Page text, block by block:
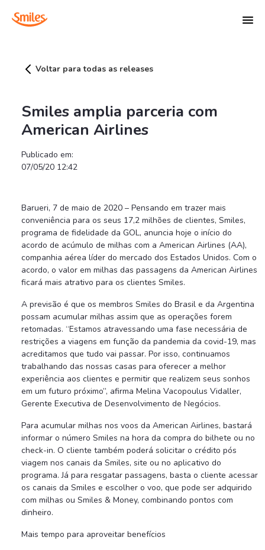
Voltar para todas as releases
Smiles amplia parceria com
American Airlines
Publicado em:
07/05/20 12:42
Barueri, 7 de maio de 2020 – Pensando em trazer mais
conveniência para os seus 17,2 milhões de clientes, Smiles,
programa de fidelidade da GOL, anuncia hoje o início do
acordo de acúmulo de milhas com a American Airlines (AA),
companhia aérea líder do mercado dos Estados Unidos. Com o
acordo, o valor em milhas das passagens da American Airlines
ficará mais atrativo para os clientes Smiles.
A previsão é que os membros Smiles do Brasil e da Argentina
possam acumular milhas assim que as operações forem
retomadas. “Estamos atravessando uma fase necessária de
restrições a viagens em função da pandemia da covid-19, mas
acreditamos que tudo vai passar. Por isso, continuamos
trabalhando das nossas casas para oferecer a melhor
experiência aos clientes e permitir que realizem seus sonhos
em um futuro próximo”, afirma Melina Vacopoulus Vidaller,
Gerente Executiva de Desenvolvimento de Negócios.
Para acumular milhas nos voos da American Airlines, bastará
informar o número Smiles na hora da compra do bilhete ou no
check-in. O cliente também poderá solicitar o crédito pós
viagem nos canais da Smiles, site ou no aplicativo do
programa. Já para resgatar passagens, basta o cliente acessar
os canais da Smiles e escolher o voo, que pode ser adquirido
com milhas ou Smiles & Money, combinando pontos com
dinheiro.
Mais tempo para aproveitar benefícios